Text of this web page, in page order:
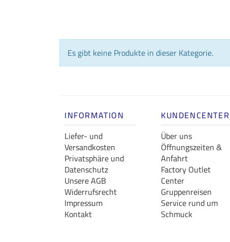
Es gibt keine Produkte in dieser Kategorie.
INFORMATION
Liefer- und
Versandkosten
Privatsphäre und
Datenschutz
Unsere AGB
Widerrufsrecht
Impressum
Kontakt
KUNDENCENTER
Über uns
Öffnungszeiten &
Anfahrt
Factory Outlet
Center
Gruppenreisen
Service rund um
Schmuck